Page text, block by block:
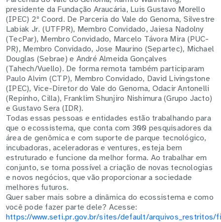
presidente da Fundação Araucária, Luis Gustavo Morello
(IPEC) 2º Coord. De Parceria do Vale do Genoma, Silvestre
Labiak Jr. (UTFPR), Membro Convidado, Jaiesa Nadolny
(TecPar), Membro Convidado, Marcelo Távora Mira (PUC-
PR), Membro Convidado, Jose Maurino (Separtec), Michael
Douglas (Sebrae) e André Almeida Gonçalves
(Tahech/Vuello). De forma remota também participaram
Paulo Alvim (CTP), Membro Convidado, David Livingstone
(IPEC), Vice-Diretor do Vale do Genoma, Odacir Antonelli
(Repinho, Cilla), Franklim Shunjiro Nishimura (Grupo Jacto)
e Gustavo Sera (IDR).
Todas essas pessoas e entidades estão trabalhando para
que o ecossistema, que conta com 300 pesquisadores da
área de genômica e com suporte de parque tecnológico,
incubadoras, aceleradoras e ventures, esteja bem
estruturado e funcione da melhor forma. Ao trabalhar em
conjunto, se torna possível a criação de novas tecnologias
e novos negócios, que vão proporcionar a sociedade
melhores futuros.
Quer saber mais sobre a dinâmica do ecossistema e como
você pode fazer parte dele? Acesse:
https://www.seti.pr.gov.br/sites/default/